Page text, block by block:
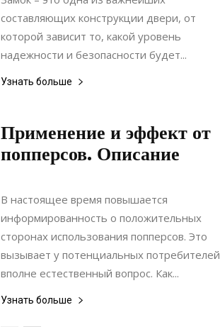
составляющих конструкции двери, от
которой зависит то, какой уровень
надежности и безопасности будет...
Узнать больше
Применение и эффект от
попперсов. Описание
04.06.2019
В настоящее время повышается
информированность о положительных
сторонах использования попперсов. Это
вызывает у потенциальных потребителей
вполне естественный вопрос. Как...
Узнать больше